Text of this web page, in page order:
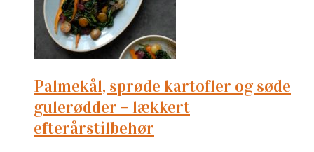
palmekål, sprøde kartofler og søde
gulerødder – lækkert
efterårstilbehør